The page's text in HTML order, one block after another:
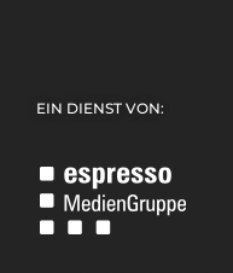
EIN DIENST VON: